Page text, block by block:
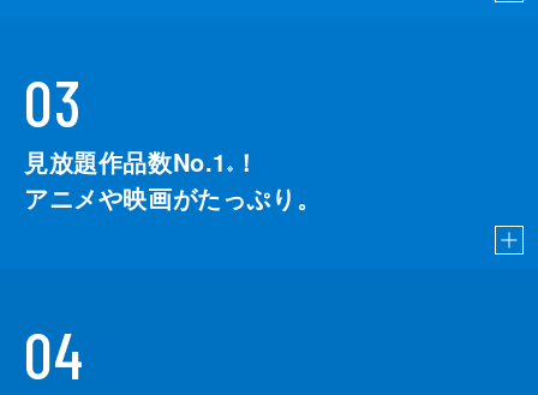
03
見放題作品数No.1 ※
！
アニメや映画がたっぷり。
04